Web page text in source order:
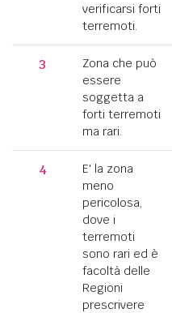
verificarsi forti
terremoti.
3
Zona che può
essere
soggetta a
forti terremoti
ma rari.
4
E' la zona
meno
pericolosa,
dove i
terremoti
sono rari ed è
facoltà delle
Regioni
prescrivere